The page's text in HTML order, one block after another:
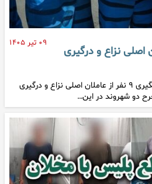
۰۹ تیر ۱۴۰۵
عاملان اصلی نزاع و درگیری
رمانده انتظامی خرمشهر از دستگیری ۹ نفر از عاملان اصلی نزاع و درگیری
دو شهروند در این…